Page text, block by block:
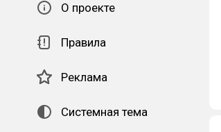
О проекте
Правила
Реклама
Системная тема